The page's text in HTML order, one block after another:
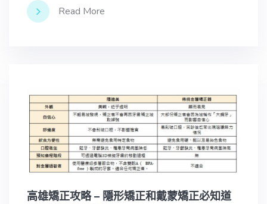
Read More
高雄矯正攻略 – 隱形矯正和戴蒙矯正必知道